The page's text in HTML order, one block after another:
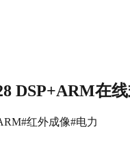
DSP+ARM在
#红外成像#电力